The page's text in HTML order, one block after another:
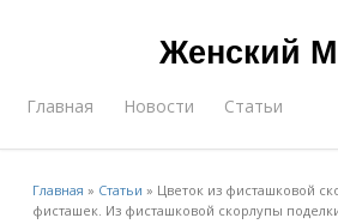
Женский
Главная Новости Статьи
Главная » Статьи » Цветок из фисташковой
фисташек. Из фисташковой скорлупы